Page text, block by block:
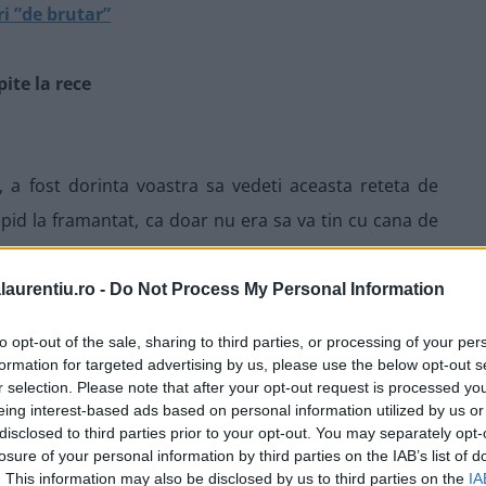
- Do Not Process My Personal Information
opt-out of the sale, sharing to third parties, or processing of your
for targeted advertising by us, please use the below opt-out
selection. Please note that after your opt-out request is processed
interest-based ads based on personal information utilized by us
to third parties prior to your opt-out. You may separately
of your personal information by third parties on the IAB’s list of
This information may also be disclosed by us to third parties on the
”de brutar”
la rece
fost dorinta voastra sa vedeti aceasta reteta de
la framantat, ca doar nu era sa va tin cu cana de
si care au in ele nu doar unt, ci tot ce e mai bun in
dintre voi. Sunt convinsa ca vor fi incantarea
(si consistenta). Nu sunt deloc greu de facut, e
multa.